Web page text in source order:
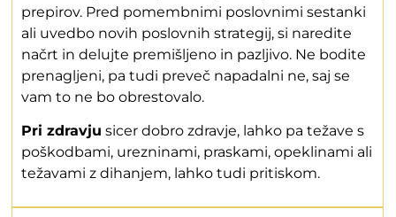
prepirov. Pred pomembnimi poslovnimi sestanki
ali uvedbo novih poslovnih strategij, si naredite
načrt in delujte premišljeno in pazljivo. Ne bodite
prenagljeni, pa tudi preveč napadalni ne, saj se
vam to ne bo obrestovalo.
Pri zdravju sicer dobro zdravje, lahko pa težave s
poškodbami, urezninami, praskami, opeklinami ali
težavami z dihanjem, lahko tudi pritiskom.